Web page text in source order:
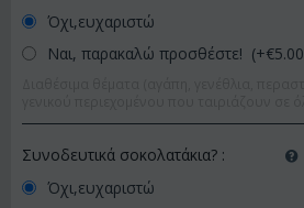
Όχι,ευχαριστώ
Ναι, παρακαλώ προσθέστε! (+€5.00
Συνοδευτικά σοκολατάκια? :
Όχι,ευχαριστώ